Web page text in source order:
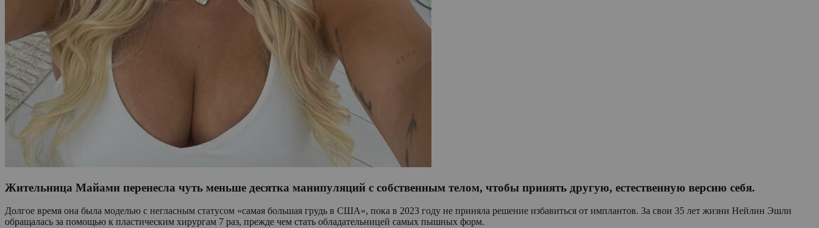
Жительница Майами перенесла чуть меньше десятка манипуляций с собственным телом, чтобы принять другую, естественную версию себя.
Долгое время она была моделью с негласным статусом «самая большая грудь в США», пока в 2023 году не приняла решение избавиться от имплантов. За свои 35 лет жизни Нейлин Эшли
обращалась за помощью к пластическим хирургам 7 раз, прежде чем стать обладательницей самых пышных форм.